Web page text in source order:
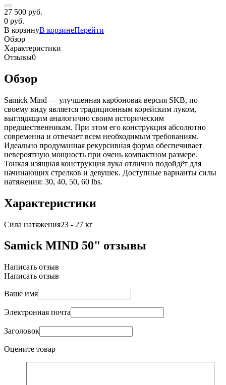
27 500 руб.
0 руб.
В корзинуВ корзинеПерейти
Обзор
Характеристики
Отзывы0
Обзор
Samick Mind — улучшенная карбоновая версия SKB, по
своему виду является традиционным корейским луком,
выглядящим аналогично своим историческим
предшественникам. При этом его конструкция абсолютно
современна и отвечает всем необходимым требованиям.
Идеально продуманная рекурсивная форма обеспечивает
невероятную мощность при очень компактном размере.
Тонкая изящная конструкция лука отлично подойдёт для
начинающих стрелков и девушек. Доступные варианты силы
натяжения: 30, 40, 50, 60 lbs.
Характеристики
Сила натяжения23 - 27 кг
Samick MIND 50" отзывы
Написать отзыв
Написать отзыв
Ваше имя
Электронная почта
Заголовок
Оцените товар